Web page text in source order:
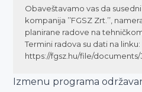
Obaveštavamo vas da
kompanija ’’FGSZ Zrt.’’,
planirane radove na
Termini radova su dati na linku:
https://fgsz.hu/file/
Izmenu programa